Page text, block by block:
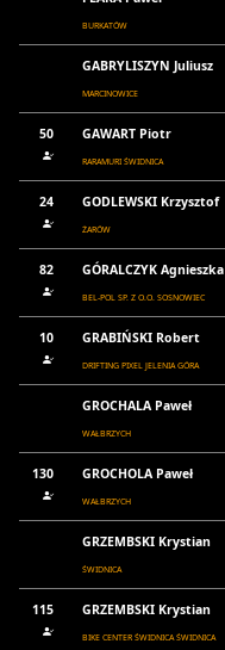
BURKATÓW
GABRYLISZYN Juliusz
MARCINOWICE
50 GAWART Piotr
RARAMURI ŚWIDNICA
24 GODLEWSKI Krzysztof
ŻARÓW
82 GÓRALCZYK Agnieszka
BEL-POL SP. Z O.O. SOSNOWIEC
10 GRABIŃSKI Robert
DRIFTING PIXEL JELENIA GÓRA
GROCHALA Paweł
WAŁBRZYCH
130 GROCHOLA Paweł
WAŁBRZYCH
GRZEMBSKI Krystian
ŚWIDNICA
115 GRZEMBSKI Krystian
BIKE CENTER ŚWIDNICA ŚWIDNICA